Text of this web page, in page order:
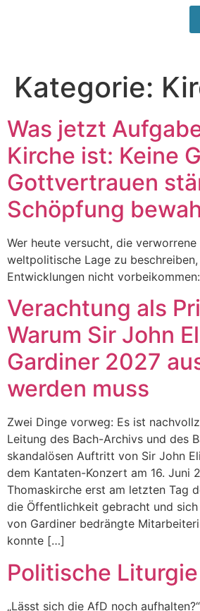
Kategorie:
Was jetzt
Kirche ist: Keine
Gottvertrauen
Schöpfung
Wer heute versucht, die
weltpolitische Lage zu
Entwicklungen nicht vorbeikommen:
Verachtung als
Warum Sir John
Gardiner 2027
werden muss
Zwei Dinge vorweg: Es ist
Leitung des Bach-Archivs und des
skandalösen Auftritt von Sir John
dem Kantaten-Konzert am 16. Juni
Thomaskirche erst am letzten Tag
die Öffentlichkeit gebracht und
von Gardiner bedrängte
konnte […]
Politische Liturgie
„Lässt sich die AfD noch